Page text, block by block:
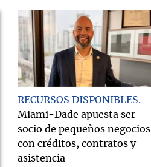
RECURSOS DISPONIBLES
Miami-Dade apuesta ser
socio de pequeños negocios
con créditos, contratos y
asistencia